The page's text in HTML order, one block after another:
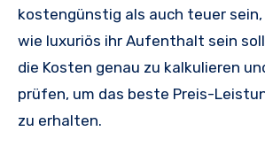
kostengünstig als auch teuer sein,
wie luxuriös ihr Aufenthalt sein
die Kosten genau zu kalkulieren
prüfen, um das beste Preis-
zu erhalten.